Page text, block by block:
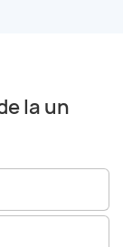
la un